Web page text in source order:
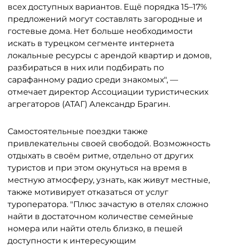
всех доступных вариантов. Ещё порядка 15–17%
предложений могут составлять загородные и
гостевые дома. Нет больше необходимости
искать в турецком сегменте интернета
локальные ресурсы с арендой квартир и домов,
разбираться в них или подбирать по
сарафанному радио среди знакомых", —
отмечает директор Ассоциации туристических
агрегаторов (АТАГ) Александр Брагин.
Самостоятельные поездки также
привлекательны своей свободой. Возможность
отдыхать в своём ритме, отдельно от других
туристов и при этом окунуться на время в
местную атмосферу, узнать, как живут местные,
также мотивирует отказаться от услуг
туроператора. "Плюс зачастую в отелях сложно
найти в достаточном количестве семейные
номера или найти отель близко, в пешей
доступности к интересующим